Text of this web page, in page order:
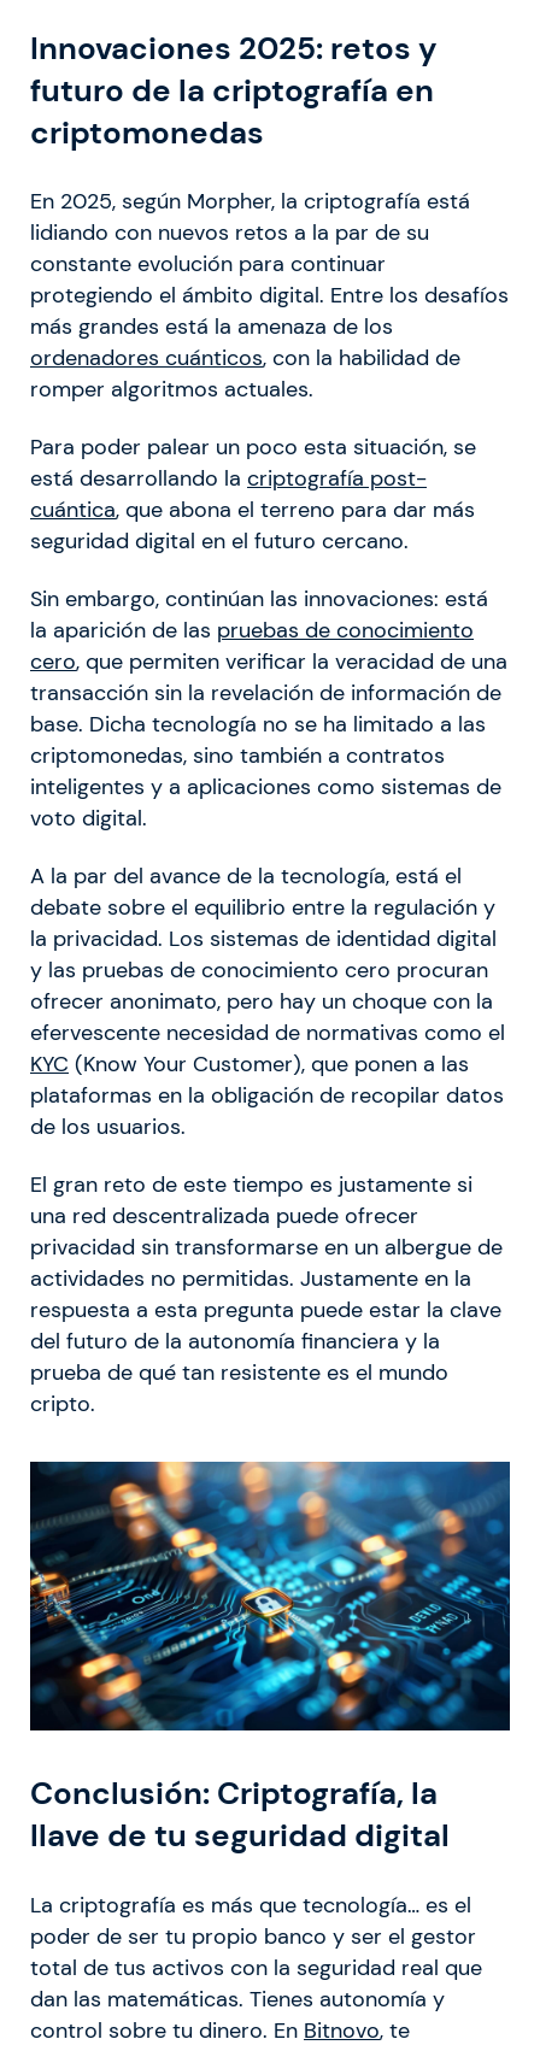
Innovaciones 2025: retos y
futuro de la criptografía en
criptomonedas
En 2025, según Morpher, la criptografía está
lidiando con nuevos retos a la par de su
constante evolución para continuar
protegiendo el ámbito digital. Entre los desafíos
más grandes está la amenaza de los
ordenadores cuánticos, con la habilidad de
romper algoritmos actuales.
Para poder palear un poco esta situación, se
está desarrollando la criptografía post-
cuántica, que abona el terreno para dar más
seguridad digital en el futuro cercano.
Sin embargo, continúan las innovaciones: está
la aparición de las pruebas de conocimiento
cero, que permiten verificar la veracidad de una
transacción sin la revelación de información de
base. Dicha tecnología no se ha limitado a las
criptomonedas, sino también a contratos
inteligentes y a aplicaciones como sistemas de
voto digital.
A la par del avance de la tecnología, está el
debate sobre el equilibrio entre la regulación y
la privacidad. Los sistemas de identidad digital
y las pruebas de conocimiento cero procuran
ofrecer anonimato, pero hay un choque con la
efervescente necesidad de normativas como el
KYC (Know Your Customer), que ponen a las
plataformas en la obligación de recopilar datos
de los usuarios.
El gran reto de este tiempo es justamente si
una red descentralizada puede ofrecer
privacidad sin transformarse en un albergue de
actividades no permitidas. Justamente en la
respuesta a esta pregunta puede estar la clave
del futuro de la autonomía financiera y la
prueba de qué tan resistente es el mundo
cripto.
Conclusión: Criptografía, la
llave de tu seguridad digital
La criptografía es más que tecnología… es el
poder de ser tu propio banco y ser el gestor
total de tus activos con la seguridad real que
dan las matemáticas. Tienes autonomía y
control sobre tu dinero. En Bitnovo, te